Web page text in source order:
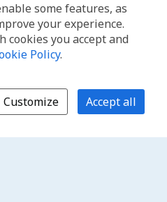
some features, as
your experience.
cookies you accept and
Policy.
Customize Accept all